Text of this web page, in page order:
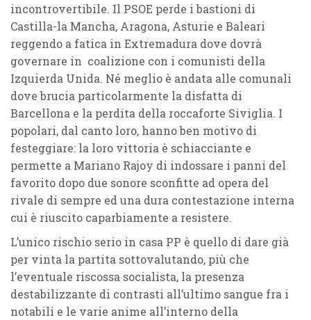
incontrovertibile. Il PSOE perde i bastioni di
Castilla-la Mancha, Aragona, Asturie e Baleari
reggendo a fatica in Extremadura dove dovrà
governare in coalizione con i comunisti della
Izquierda Unida. Né meglio è andata alle comunali
dove brucia particolarmente la disfatta di
Barcellona e la perdita della roccaforte Siviglia. I
popolari, dal canto loro, hanno ben motivo di
festeggiare: la loro vittoria è schiacciante e
permette a Mariano Rajoy di indossare i panni del
favorito dopo due sonore sconfitte ad opera del
rivale di sempre ed una dura contestazione interna
cui è riuscito caparbiamente a resistere.
L’unico rischio serio in casa PP è quello di dare già
per vinta la partita sottovalutando, più che
l’eventuale riscossa socialista, la presenza
destabilizzante di contrasti all’ultimo sangue fra i
notabili e le varie anime all’interno della